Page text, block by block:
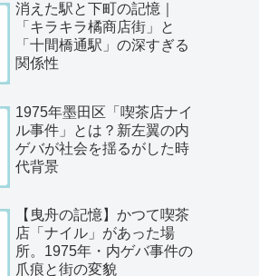
消えた駅と下町の記憶｜
「キラキラ橘商店街」と
「十間橋通駅」の深すぎる
関係性
1975年墨田区「喫茶店ナイ
ル事件」とは？新左翼の内
ゲバが社会を揺るがした時
代背景
【曳舟の記憶】かつて喫茶
店「ナイル」があった場
所。1975年・内ゲバ事件の
爪痕と街の変貌